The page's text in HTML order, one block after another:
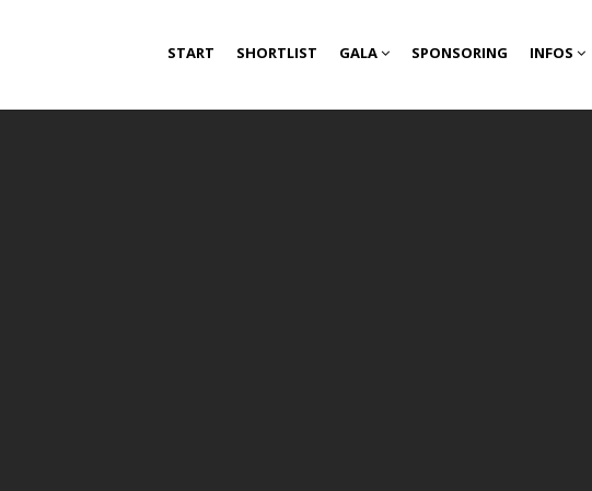
START SHORTLIST GALA SPONSORING INFOS
START SHORTLIST GALA SPONSORING INFOS